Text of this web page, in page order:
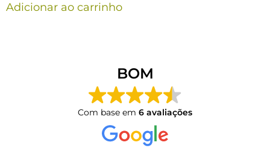
Adicionar ao carrinho
BOM
Com base em 6 avaliações